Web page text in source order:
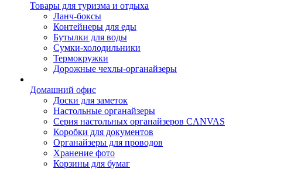
Товары для туризма и отдыха
Ланч-боксы
Контейнеры для еды
Бутылки для воды
Сумки-холодильники
Термокружки
Дорожные чехлы-органайзеры
Домашний офис
Доски для заметок
Настольные органайзеры
Серия настольных органайзеров CANVAS
Коробки для документов
Органайзеры для проводов
Хранение фото
Корзины для бумаг